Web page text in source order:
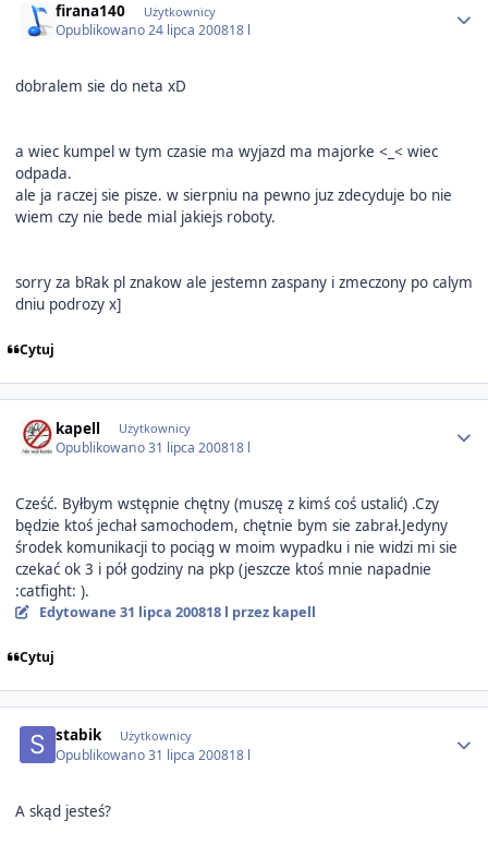
firana140 Użytkownicy
Opublikowano24 lipca 200818 l
dobralem sie do neta xD
a wiec kumpel w tym czasie ma wyjazd ma majorke <_< wiec
odpada.
ale ja raczej sie pisze. w sierpniu na pewno juz zdecyduje bo nie
wiem czy nie bede mial jakiejs roboty.
sorry za bRak pl znakow ale jestemn zaspany i zmeczony po calym
dniu podrozy x]
Cytuj
kapell Użytkownicy
Opublikowano31 lipca 200818 l
Cześć. Byłbym wstępnie chętny (muszę z kimś coś ustalić) .Czy
będzie ktoś jechał samochodem, chętnie bym sie zabrał.Jedyny
środek komunikacji to pociąg w moim wypadku i nie widzi mi sie
czekać ok 3 i pół godziny na pkp (jeszcze ktoś mnie napadnie
:catfight: ).
Edytowane 31 lipca 200818 l przez kapell
Cytuj
stabik Użytkownicy
Opublikowano31 lipca 200818 l
A skąd jesteś?